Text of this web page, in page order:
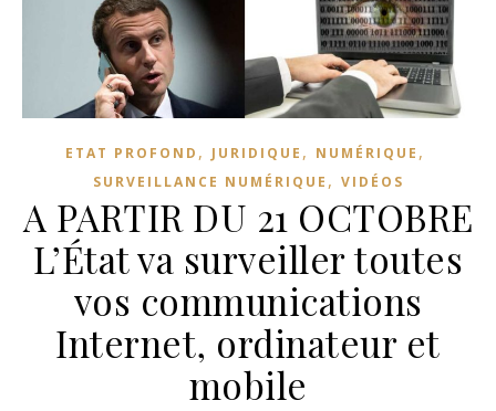
ETAT PROFOND , JURIDIQUE , NUMÉRIQUE ,
SURVEILLANCE NUMÉRIQUE , VIDÉOS
A PARTIR DU 21 OCTOBRE
L’État va surveiller toutes
vos communications
Internet, ordinateur et
mobile